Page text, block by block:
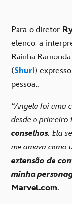
Para o diretor
elenco, a
Rainha
(Shuri)
pessoal.
“Angela foi uma
desde o primeiro
conselhos. Ela
me amava como
extensão de
minha
Marvel.com.